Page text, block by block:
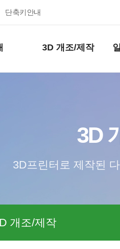
단축키안내
3D 개조/제작
3D
3D프린터로 제작된
개조/제작